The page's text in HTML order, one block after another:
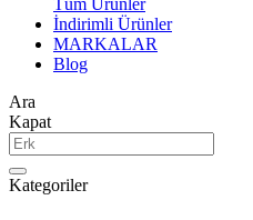
Tüm Ürünler
İndirimli Ürünler
MARKALAR
Blog
Ara
Kapat
Kategoriler